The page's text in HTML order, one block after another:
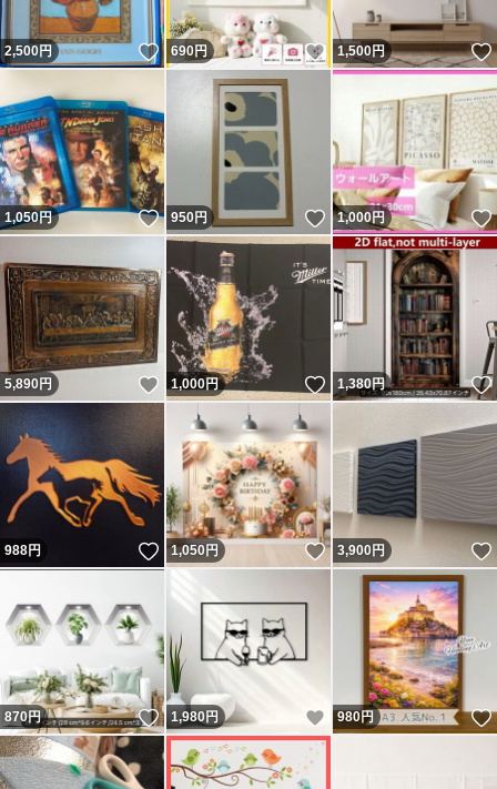
2,500円 いいね！
690円 いいね！
1,500円
1,050円 いいね！
950円 いいね！
1,000円
5,890円 いいね！
1,000円 いいね！
1,380円
988円 いいね！
1,050円 いいね！
3,900円
870円 いいね！
1,980円 いいね！
980円